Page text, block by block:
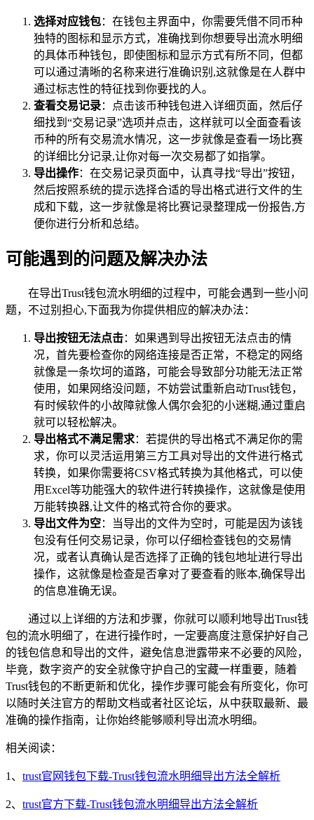
选择对应钱包：在钱包主界面中，你需要凭借不同币种
独特的图标和显示方式，准确找到你想要导出流水明细
的具体币种钱包，即使图标和显示方式有所不同，但都
可以通过清晰的名称来进行准确识别,这就像是在人群中
通过标志性的特征找到你要找的人。
查看交易记录：点击该币种钱包进入详细页面，然后仔
细找到“交易记录”选项并点击，这样就可以全面查看该
币种的所有交易流水情况，这一步就像是查看一场比赛
的详细比分记录,让你对每一次交易都了如指掌。
导出操作：在交易记录页面中，认真寻找“导出”按钮，
然后按照系统的提示选择合适的导出格式进行文件的生
成和下载，这一步就像是将比赛记录整理成一份报告,方
便你进行分析和总结。
可能遇到的问题及解决办法
在导出Trust钱包流水明细的过程中，可能会遇到一些小问
题，不过别担心,下面我为你提供相应的解决办法：
导出按钮无法点击：如果遇到导出按钮无法点击的情
况，首先要检查你的网络连接是否正常，不稳定的网络
就像是一条坎坷的道路，可能会导致部分功能无法正常
使用，如果网络没问题，不妨尝试重新启动Trust钱包，
有时候软件的小故障就像人偶尔会犯的小迷糊,通过重启
就可以轻松解决。
导出格式不满足需求：若提供的导出格式不满足你的需
求，你可以灵活运用第三方工具对导出的文件进行格式
转换，如果你需要将CSV格式转换为其他格式，可以使
用Excel等功能强大的软件进行转换操作，这就像是使用
万能转换器,让文件的格式符合你的要求。
导出文件为空：当导出的文件为空时，可能是因为该钱
包没有任何交易记录，你可以仔细检查钱包的交易情
况，或者认真确认是否选择了正确的钱包地址进行导出
操作，这就像是检查是否拿对了要查看的账本,确保导出
的信息准确无误。
通过以上详细的方法和步骤，你就可以顺利地导出Trust钱
包的流水明细了，在进行操作时，一定要高度注意保护好自己
的钱包信息和导出的文件，避免信息泄露带来不必要的风险，
毕竟，数字资产的安全就像守护自己的宝藏一样重要，随着
Trust钱包的不断更新和优化，操作步骤可能会有所变化，你可
以随时关注官方的帮助文档或者社区论坛，从中获取最新、最
准确的操作指南，让你始终能够顺利导出流水明细。
相关阅读：
1、 trust官网钱包下载-Trust钱包流水明细导出方法全解析
2、 trust官方下载-Trust钱包流水明细导出方法全解析